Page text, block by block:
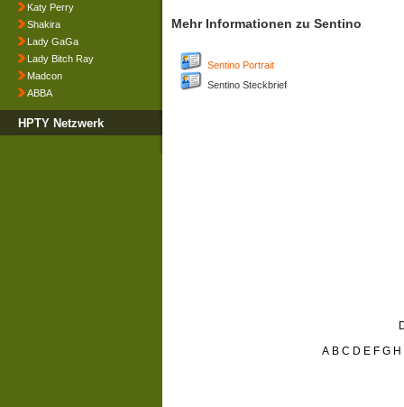
Katy Perry
Shakira
Lady GaGa
Lady Bitch Ray
Madcon
ABBA
HPTY Netzwerk
Mehr Informationen zu Sentino
Sentino Portrait
Sentino Steckbrief
A B C D E F G H